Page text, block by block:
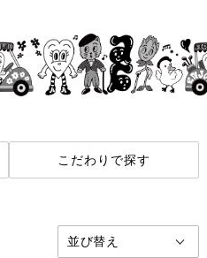
こだわりで探す